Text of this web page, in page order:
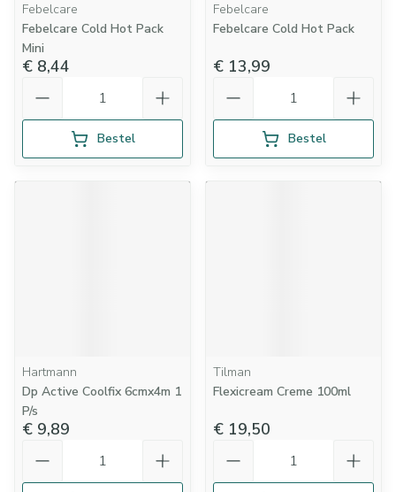
Febelcare
Febelcare Cold Hot Pack
Mini
€ 8,44
Bestel
Febelcare
Febelcare Cold Hot Pack
€ 13,99
Bestel
Hartmann
Dp Active Coolfix 6cmx4m 1
P/s
€ 9,89
Tilman
Flexicream Creme 100ml
€ 19,50